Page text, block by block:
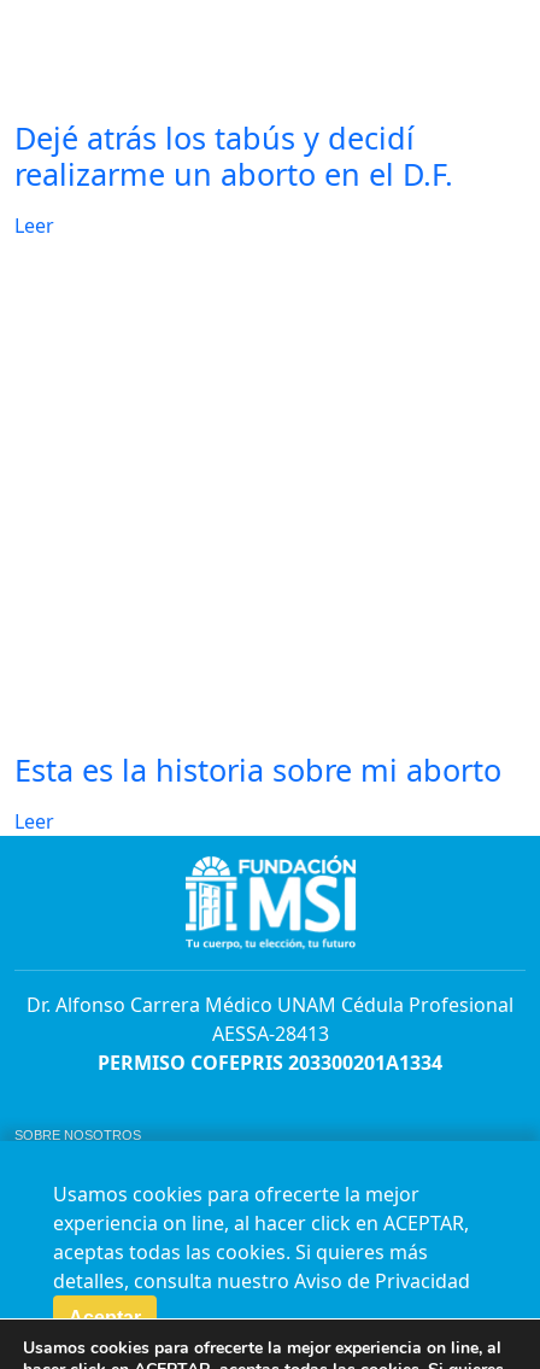
Dejé atrás los tabús y decidí
realizarme un aborto en el D.F.
Leer
Esta es la historia sobre mi aborto
Leer
Dr. Alfonso Carrera Médico UNAM Cédula Profesional
AESSA-28413
PERMISO COFEPRIS 203300201A1334
SOBRE NOSOTROS
AVISO DE PRIVACIDAD
Horario de atención para citas e informes:
Lunes a sábado de 7:00am a 9:00pm
Agenda en línea
24/7 aquí
Síguenos en nuestras redes
Usamos cookies para ofrecerte la mejor
experiencia on line, al hacer click en ACEPTAR,
aceptas todas las cookies. Si quieres más
detalles, consulta nuestro Aviso de Privacidad
Aceptar
Usamos cookies para ofrecerte la mejor experiencia on line, al